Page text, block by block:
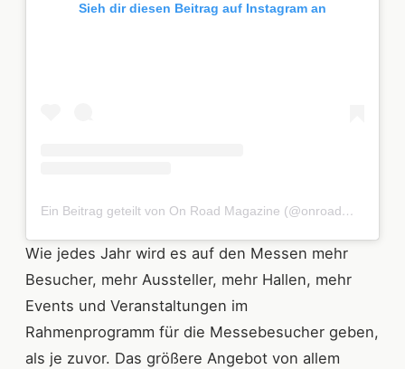
Sieh dir diesen Beitrag auf Instagram an
Ein Beitrag geteilt von On Road Magazine (@onroadmagazine)
Wie jedes Jahr wird es auf den Messen mehr
Besucher, mehr Aussteller, mehr Hallen, mehr
Events und Veranstaltungen im
Rahmenprogramm für die Messebesucher geben,
als je zuvor. Das größere Angebot von allem